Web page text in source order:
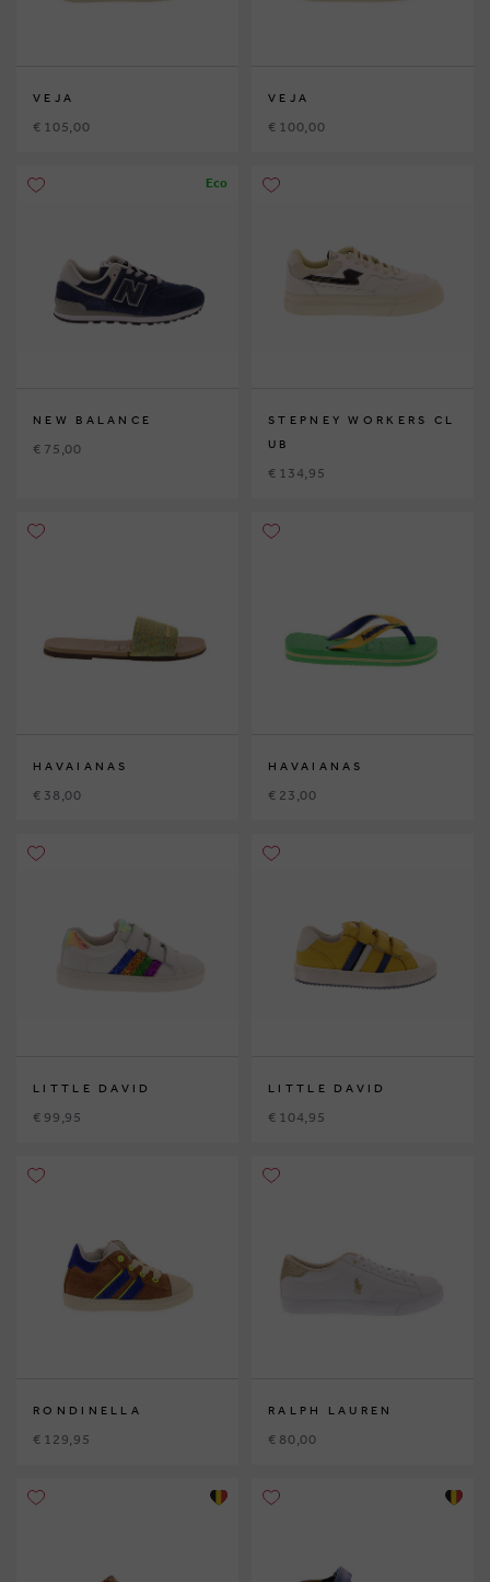
VEJA
€ 105,00
VEJA
€ 100,00
Eco
NEW BALANCE
€ 75,00
STEPNEY WORKERS CL
UB
€ 134,95
HAVAIANAS
€ 38,00
HAVAIANAS
€ 23,00
LITTLE DAVID
€ 99,95
LITTLE DAVID
€ 104,95
RONDINELLA
€ 129,95
RALPH LAUREN
€ 80,00